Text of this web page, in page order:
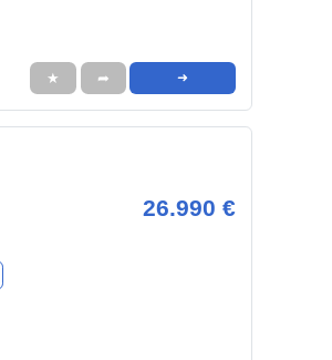
★ ➦ ➜
26.990 €